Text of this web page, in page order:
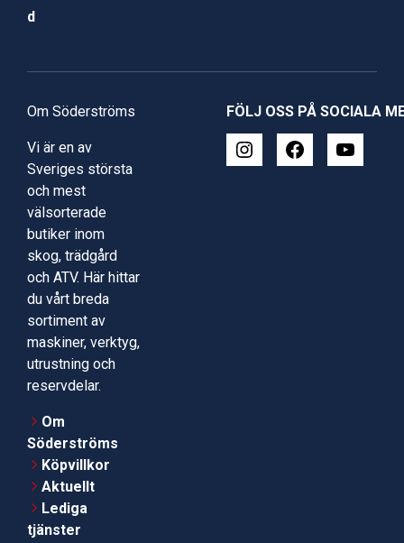
d
Om Söderströms
Vi är en av
Sveriges största
och mest
välsorterade
butiker inom
skog, trädgård
och ATV. Här hittar
du vårt breda
sortiment av
maskiner, verktyg,
utrustning och
reservdelar.
Om
Söderströms
Köpvillkor
Aktuellt
Lediga
tjänster
FÖLJ OSS PÅ SOCIALA